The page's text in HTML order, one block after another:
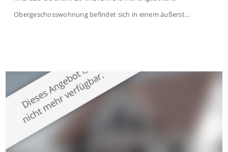
Obergeschosswohnung befindet sich in einem äußerst
großzügige Räume und eine hochwertige Ausstattung, die
modernen Wohnkomfort mit einem stilvollen Ambiente
verbindet. Der […]